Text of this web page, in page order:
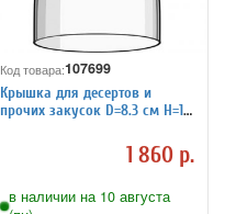
Код товара:107699
Крышка для десертов и
прочих закусок D=8.3 см H=15
1 860 р.
в наличии на 10 августа